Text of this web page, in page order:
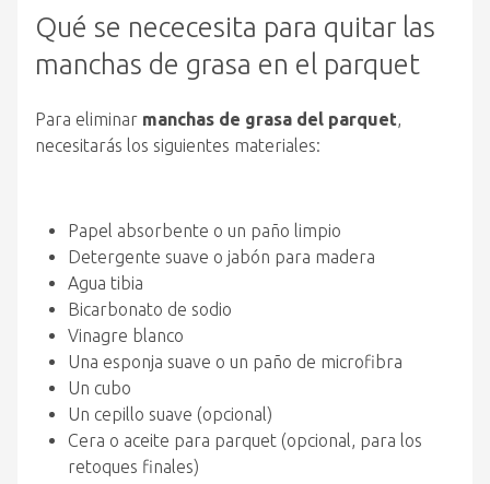
Qué se nececesita para quitar las
manchas de grasa en el parquet
Para eliminar manchas de grasa del parquet,
necesitarás los siguientes materiales:
Papel absorbente o un paño limpio
Detergente suave o jabón para madera
Agua tibia
Bicarbonato de sodio
Vinagre blanco
Una esponja suave o un paño de microfibra
Un cubo
Un cepillo suave (opcional)
Cera o aceite para parquet (opcional, para los
retoques finales)